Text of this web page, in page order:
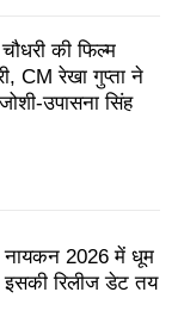
चौधरी की फिल्म
CM रेखा गुप्ता ने
उपासना सिंह
2026 में धूम
इसकी रिलीज डेट तय